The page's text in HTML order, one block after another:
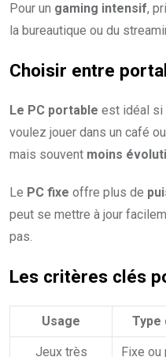
Pour un gaming intensif,
la bureautique ou du
Choisir entre
Le PC portable est idéal si
voulez jouer dans un café
mais souvent moins
Le PC fixe offre plus de
peut se mettre à jour
pas.
Les critères clés
Usage Type
Jeux très Fixe ou